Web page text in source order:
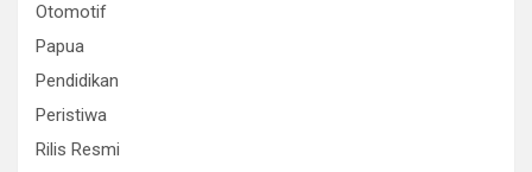
Otomotif
Papua
Pendidikan
Peristiwa
Rilis Resmi